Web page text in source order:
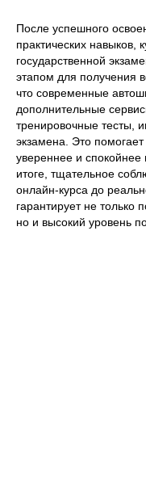
После успешного
практических навыков,
государственной
этапом для получения
что современные
дополнительные
тренировочные тесты,
экзамена. Это помогает
увереннее и спокойнее
итоге, тщательное
онлайн-курса до
гарантирует не только
но и высокий уровень